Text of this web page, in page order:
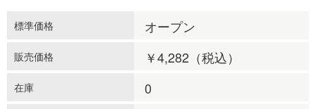
標準価格 オープン
販売価格 ￥4,282 （税込）
在庫 0